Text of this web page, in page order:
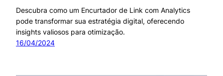
Descubra como um Encurtador de Link com Analytics
pode transformar sua estratégia digital, oferecendo
insights valiosos para otimização.
16/04/2024